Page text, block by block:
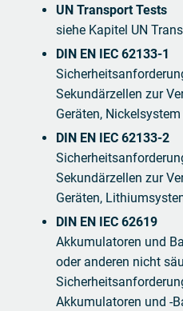
UN Transport Tests
siehe Kapitel UN
DIN EN IEC 62133-1
Sekundärzellen zur
Geräten, Nickelsystem
DIN EN IEC 62133-2
Sekundärzellen zur
Geräten,
DIN EN IEC 62619
Akkumulatoren und
oder anderen nicht
Akkumulatoren und -